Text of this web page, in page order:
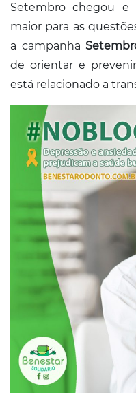
de
Saúde
Fale
Conosco
Setembro chegou
maior para as
a campanha
de orientar e
está relacionado a